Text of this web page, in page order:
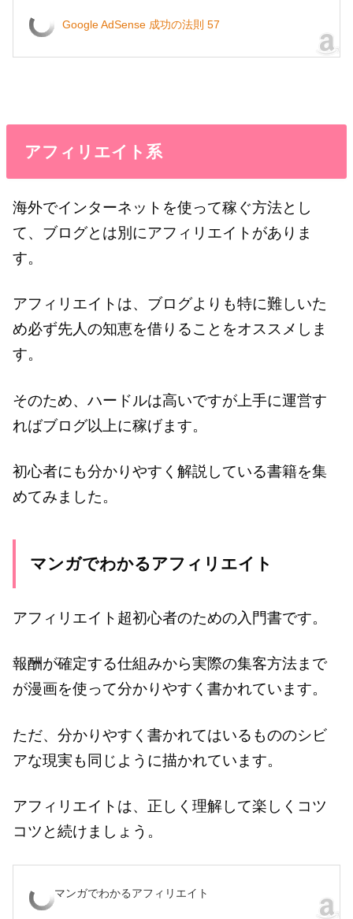
Google AdSense 成功の法則 57
アフィリエイト系
海外でインターネットを使って稼ぐ方法とし
て、ブログとは別にアフィリエイトがありま
す。
アフィリエイトは、ブログよりも特に難しいた
め必ず先人の知恵を借りることをオススメしま
す。
そのため、ハードルは高いですが上手に運営す
ればブログ以上に稼げます。
初心者にも分かりやすく解説している書籍を集
めてみました。
マンガでわかるアフィリエイト
アフィリエイト超初心者のための入門書です。
報酬が確定する仕組みから実際の集客方法まで
が漫画を使って分かりやすく書かれています。
ただ、分かりやすく書かれてはいるもののシビ
アな現実も同じように描かれています。
アフィリエイトは、正しく理解して楽しくコツ
コツと続けましょう。
マンガでわかるアフィリエイト